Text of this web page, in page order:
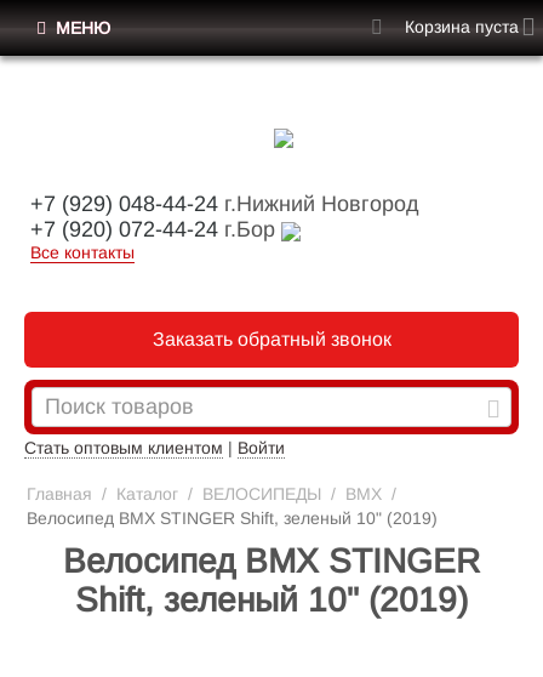
+7 (929) 048-44-24 г.Нижний Новгород
+7 (920) 072-44-24 г.Бор
Все контакты
Заказать обратный звонок
Стать оптовым клиентом | Войти
МЕНЮ Корзина пуста
Главная / Каталог / ВЕЛОСИПЕДЫ / BMX /
Велосипед BMX STINGER Shift, зеленый 10" (2019)
Велосипед BMX STINGER
Shift, зеленый 10" (2019)